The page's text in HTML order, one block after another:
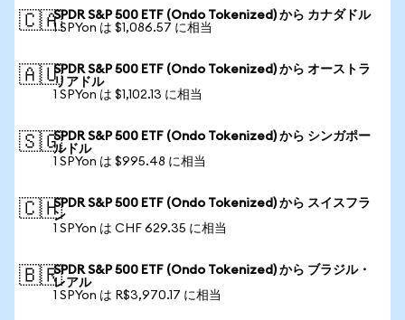
🇨🇦SPDR S&P 500 ETF (Ondo Tokenized) から カナダドル
1 SPYon は $1,086.57 に相当
🇦🇺SPDR S&P 500 ETF (Ondo Tokenized) から オーストラ
リアドル
1 SPYon は $1,102.13 に相当
🇸🇬SPDR S&P 500 ETF (Ondo Tokenized) から シンガポー
ルドル
1 SPYon は $995.48 に相当
🇨🇭SPDR S&P 500 ETF (Ondo Tokenized) から スイスフラ
ン
1 SPYon は CHF 629.35 に相当
🇧🇷SPDR S&P 500 ETF (Ondo Tokenized) から ブラジル・
レアル
1 SPYon は R$3,970.17 に相当